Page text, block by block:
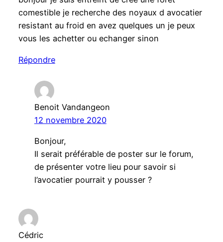
comestible je recherche des noyaux d avocatier
resistant au froid en avez quelques un je peux
vous les achetter ou echanger sinon
Répondre
Benoit Vandangeon
12 novembre 2020
Bonjour,
Il serait préférable de poster sur le forum,
de présenter votre lieu pour savoir si
l’avocatier pourrait y pousser ?
Cédric